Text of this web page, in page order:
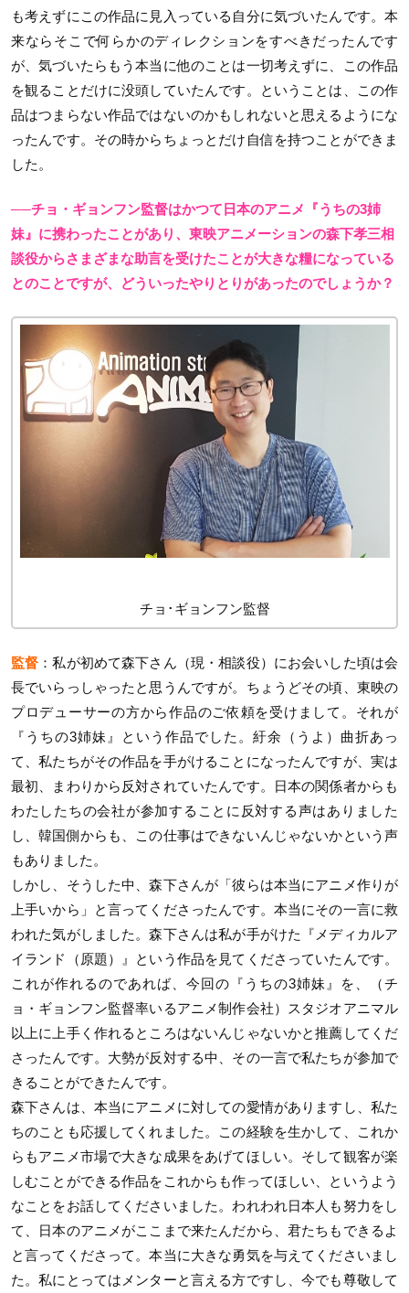
も考えずにこの作品に見入っている自分に気づいたんです。本
来ならそこで何らかのディレクションをすべきだったんです
が、気づいたらもう本当に他のことは一切考えずに、この作品
を観ることだけに没頭していたんです。ということは、この作
品はつまらない作品ではないのかもしれないと思えるようにな
ったんです。その時からちょっとだけ自信を持つことができま
した。
──チョ・ギョンフン監督はかつて日本のアニメ『うちの3姉
妹』に携わったことがあり、東映アニメーションの森下孝三相
談役からさまざまな助言を受けたことが大きな糧になっている
とのことですが、どういったやりとりがあったのでしょうか？
チョ･ギョンフン監督
監督 ：私が初めて森下さん（現・相談役）にお会いした頃は会
長でいらっしゃったと思うんですが。ちょうどその頃、東映の
プロデューサーの方から作品のご依頼を受けまして。それが
『うちの3姉妹』という作品でした。紆余（うよ）曲折あっ
て、私たちがその作品を手がけることになったんですが、実は
最初、まわりから反対されていたんです。日本の関係者からも
わたしたちの会社が参加することに反対する声はありました
し、韓国側からも、この仕事はできないんじゃないかという声
もありました。
しかし、そうした中、森下さんが「彼らは本当にアニメ作りが
上手いから」と言ってくださったんです。本当にその一言に救
われた気がしました。森下さんは私が手がけた『メディカルア
イランド（原題）』という作品を見てくださっていたんです。
これが作れるのであれば、今回の『うちの3姉妹』を、（チ
ョ・ギョンフン監督率いるアニメ制作会社）スタジオアニマル
以上に上手く作れるところはないんじゃないかと推薦してくだ
さったんです。大勢が反対する中、その一言で私たちが参加で
きることができたんです。
森下さんは、本当にアニメに対しての愛情がありますし、私た
ちのことも応援してくれました。この経験を生かして、これか
らもアニメ市場で大きな成果をあげてほしい。そして観客が楽
しむことができる作品をこれからも作ってほしい、というよう
なことをお話してくださいました。われわれ日本人も努力をし
て、日本のアニメがここまで来たんだから、君たちもできるよ
と言ってくださって。本当に大きな勇気を与えてくださいまし
た。私にとってはメンターと言える方ですし、今でも尊敬して